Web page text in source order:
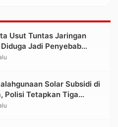
Usut Tuntas Jaringan
Jadi Penyebab
di Toraja
Solar Subsidi di
Polisi Tetapkan Tiga